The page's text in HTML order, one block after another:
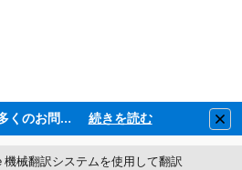
ただいま大変多くのお問い合わせをいただいており、ご連絡までにお時間を頂戴しております 続きを読む
機械翻訳システムを使用して翻訳